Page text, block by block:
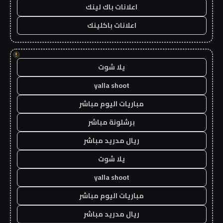
اعلانات باك لينك
اعلانات باكلينك
!
يلا شوت
yalla shoot
مباريات اليوم مباشر
برشلونة مباشر
ريال مدريد مباشر
يلا شوت
yalla shoot
مباريات اليوم مباشر
ريال مدريد مباشر